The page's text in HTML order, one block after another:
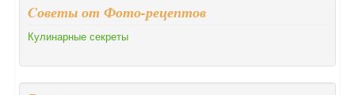
Cоветы от Фото-рецептов
Кулинарные секреты